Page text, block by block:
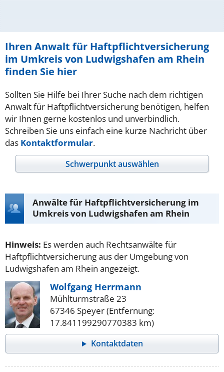
Ihren Anwalt für Haftpflichtversicherung
im Umkreis von Ludwigshafen am Rhein
finden Sie hier
Sollten Sie Hilfe bei Ihrer Suche nach dem richtigen
Anwalt für Haftpflichtversicherung benötigen, helfen
wir Ihnen gerne kostenlos und unverbindlich.
Schreiben Sie uns einfach eine kurze Nachricht über
das Kontaktformular.
Schwerpunkt auswählen
Anwälte für Haftpflichtversicherung im
Umkreis von Ludwigshafen am Rhein
Hinweis: Es werden auch Rechtsanwälte für
Haftpflichtversicherung aus der Umgebung von
Ludwigshafen am Rhein angezeigt.
Wolfgang Herrmann
Mühlturmstraße 23
67346 Speyer (Entfernung:
17.841199290770383 km)
Kontaktdaten